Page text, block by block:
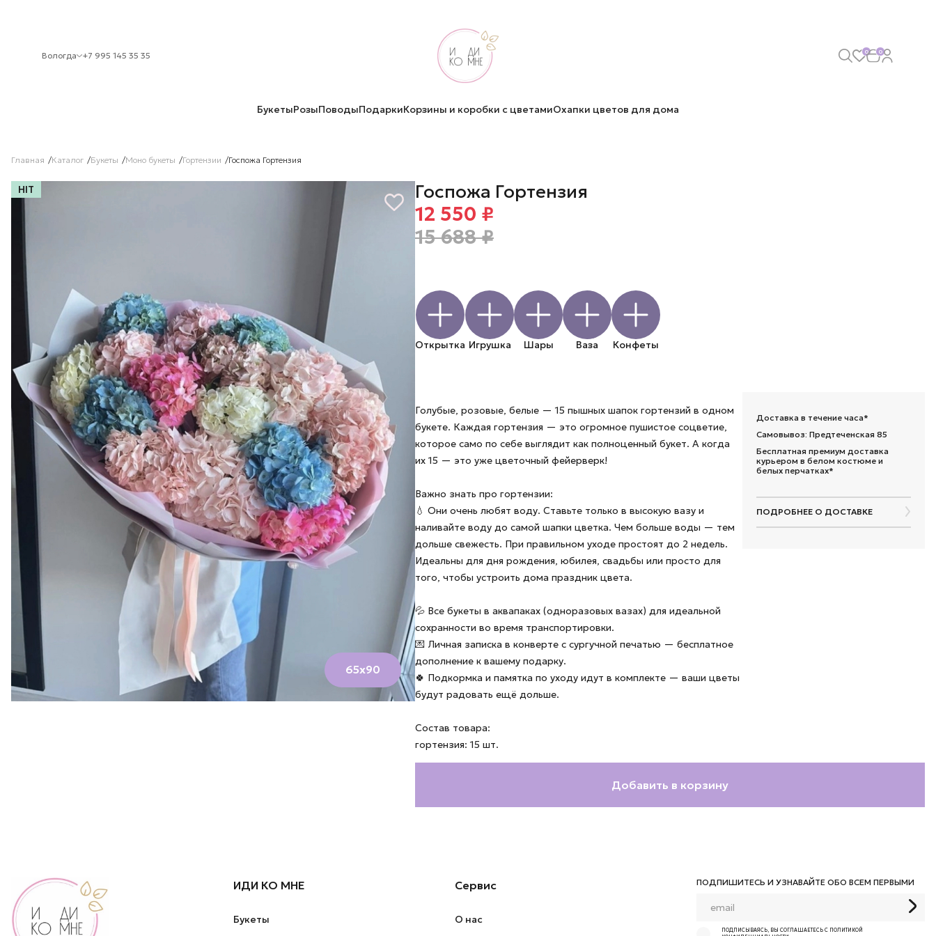
Вологда +7 995 145 35 35 0 0
БукетыРозыПоводыПодаркиКорзины и коробки с цветамиОхапки цветов для дома
Главная Каталог Букеты Моно букеты Гортензии Госпожа Гортензия
HIT
65х90
Госпожа Гортензия
12 550 ₽
15 688 ₽
Открытка Игрушка Шары Ваза Конфеты
Голубые, розовые, белые — 15 пышных шапок гортензий в одном
букете. Каждая гортензия — это огромное пушистое соцветие,
которое само по себе выглядит как полноценный букет. А когда
их 15 — это уже цветочный фейерверк!
Важно знать про гортензии:
💧 Они очень любят воду. Ставьте только в высокую вазу и
наливайте воду до самой шапки цветка. Чем больше воды — тем
дольше свежесть. При правильном уходе простоят до 2 недель.
Идеальны для дня рождения, юбилея, свадьбы или просто для
того, чтобы устроить дома праздник цвета.
💦 Все букеты в аквапаках (одноразовых вазах) для идеальной
сохранности во время транспортировки.
💌 Личная записка в конверте с сургучной печатью — бесплатное
дополнение к вашему подарку.
🍀 Подкормка и памятка по уходу идут в комплекте — ваши цветы
будут радовать ещё дольше.
Состав товара:
гортензия: 15 шт.
Доставка в течение часа*
Самовывоз: Предтеченская 85
Бесплатная премиум доставка
курьером в белом костюме и
белых перчатках*
ПОДРОБНЕЕ О ДОСТАВКЕ
Добавить в корзину
ИДИ КО МНЕ
Букеты
Сервис
О нас
ПОДПИШИТЕСЬ И УЗНАВАЙТЕ ОБО ВСЕМ ПЕРВЫМИ
ПОДПИСЫВАЯСЬ, ВЫ СОГЛАШАЕТЕСЬ С ПОЛИТИКОЙ